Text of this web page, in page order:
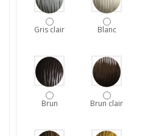
Gris clair Blanc
Brun Brun clair